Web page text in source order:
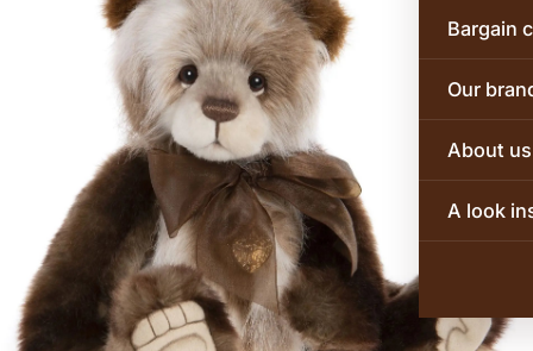
Bargain
Our
About us
A look